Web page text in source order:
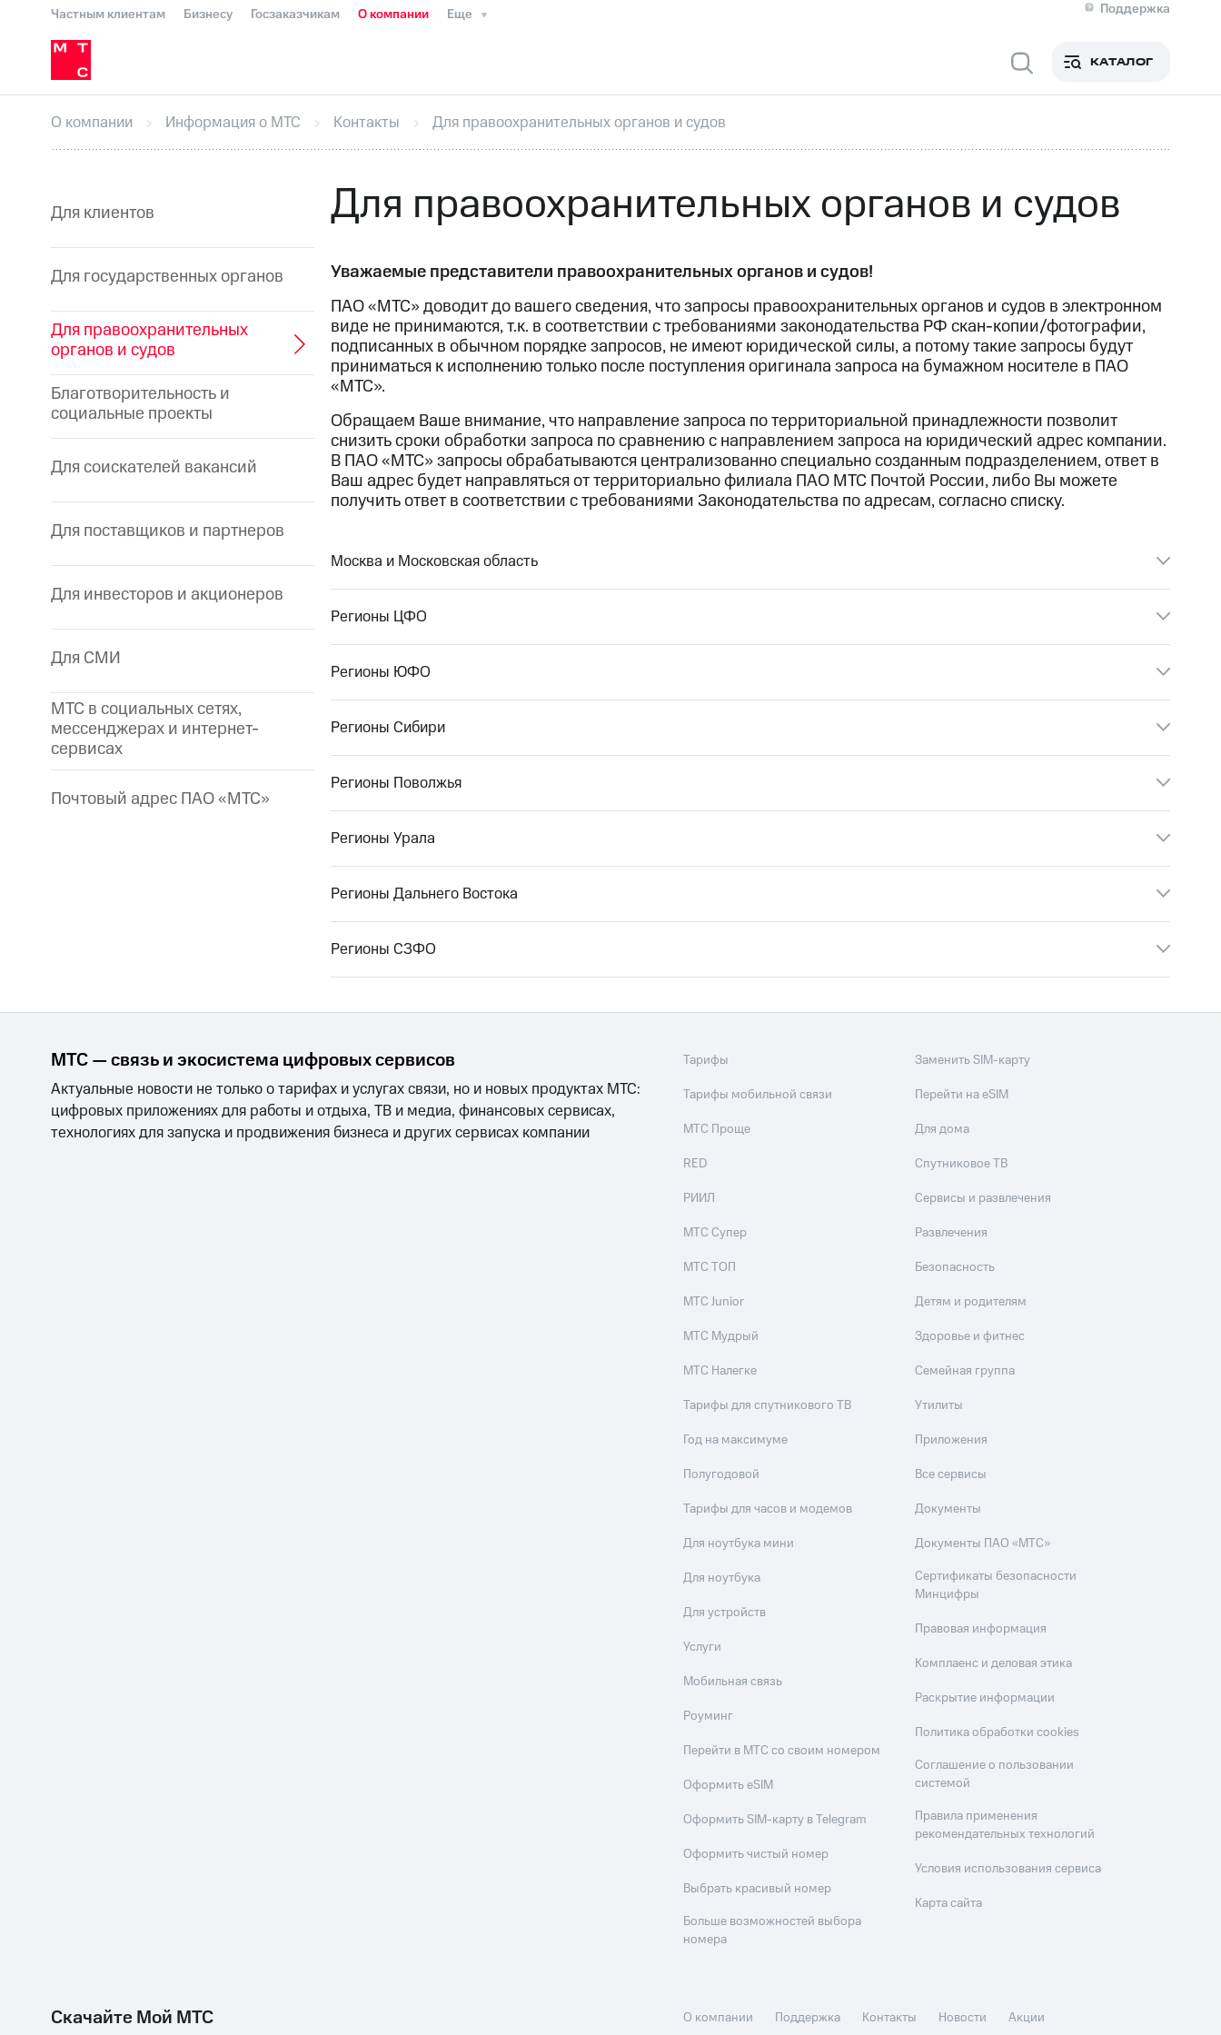
Частным клиентам Бизнесу Госзаказчикам О компании Еще
Поддержка
Медиа-центр
Инвесторам и акционерам
Устойчивое развитие
Комплаенс и деловая этика
Медиа-центр
Пресс-релизыМТС о технологияхДостиженияИнтервьюФинансовая отчетностьКонтактыНовости в регионе
Корпоративное управление Корпоративный секретарьРаскрытие информации
ПАО "МТС"Собрания акционеровЛичный кабинет акционераАкционерный капиталКонтроль и аудитРынок акций
Уведомление о погашении именных облигацийДругое Регистратор РеквизитыКонтакты
Устойчивое развитие
КАТАЛОГ
О компании Информация о МТС Контакты Для правоохранительных органов и судов
Для клиентов
Для государственных органов
Для правоохранительных
органов и судов
Благотворительность и
социальные проекты
Для соискателей вакансий
Для поставщиков и партнеров
Для инвесторов и акционеров
Для СМИ
МТС в социальных сетях,
мессенджерах и интернет-
сервисах
Почтовый адрес ПАО «МТС»
Для правоохранительных органов и судов
Уважаемые представители правоохранительных органов и судов!
ПАО «МТС» доводит до вашего сведения, что запросы правоохранительных органов и судов в электронном
виде не принимаются, т.к. в соответствии с требованиями законодательства РФ скан-копии/фотографии,
подписанных в обычном порядке запросов, не имеют юридической силы, а потому такие запросы будут
приниматься к исполнению только после поступления оригинала запроса на бумажном носителе в ПАО
«МТС».
Обращаем Ваше внимание, что направление запроса по территориальной принадлежности позволит
снизить сроки обработки запроса по сравнению с направлением запроса на юридический адрес компании.
В ПАО «МТС» запросы обрабатываются централизованно специально созданным подразделением, ответ в
Ваш адрес будет направляться от территориально филиала ПАО МТС Почтой России, либо Вы можете
получить ответ в соответствии с требованиями Законодательства по адресам, согласно списку.
Москва и Московская область
Регионы ЦФО
Регионы ЮФО
Регионы Сибири
Регионы Поволжья
Регионы Урала
Регионы Дальнего Востока
Регионы СЗФО
МТС — связь и экосистема цифровых сервисов
Актуальные новости не только о тарифах и услугах связи, но и новых продуктах МТС:
цифровых приложениях для работы и отдыха, ТВ и медиа, финансовых сервисах,
технологиях для запуска и продвижения бизнеса и других сервисах компании
Тарифы
Тарифы мобильной связи
МТС Проще
RED
РИИЛ
МТС Супер
МТС ТОП
МТС Junior
МТС Мудрый
МТС Налегке
Тарифы для спутникового ТВ
Год на максимуме
Полугодовой
Тарифы для часов и модемов
Для ноутбука мини
Для ноутбука
Для устройств
Услуги
Мобильная связь
Роуминг
Перейти в МТС со своим номером
Оформить eSIM
Оформить SIM-карту в Telegram
Оформить чистый номер
Выбрать красивый номер
Больше возможностей выбора
номера
Заменить SIM-карту
Перейти на eSIM
Для дома
Спутниковое ТВ
Сервисы и развлечения
Развлечения
Безопасность
Детям и родителям
Здоровье и фитнес
Семейная группа
Утилиты
Приложения
Все сервисы
Документы
Документы ПАО «МТС»
Сертификаты безопасности
Минцифры
Правовая информация
Комплаенс и деловая этика
Раскрытие информации
Политика обработки cookies
Соглашение о пользовании
системой
Правила применения
рекомендательных технологий
Условия использования сервиса
Карта сайта
Скачайте Мой МТС О компании Поддержка Контакты Новости Акции